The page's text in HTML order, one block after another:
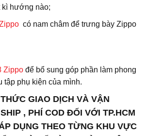
kì hướng nào;
có nam châm để trưng bày Zippo
Zippođể bổ sung góp phần làm phong
tập phụ kiện của mình.
GIAO DỊCH VÀ VẬN
, PHÍ COD ĐỐI VỚI TP.HCM
DỤNG THEO TỪNG KHU VỰC